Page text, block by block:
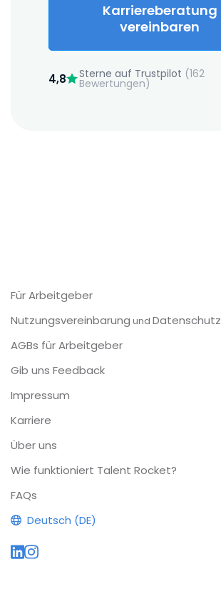
Karriereberatung
vereinbaren
4,8 Sterne auf Trustpilot (162
Bewertungen)
Für Arbeitgeber
Nutzungsvereinbarung und Datenschutz
AGBs für Arbeitgeber
Gib uns Feedback
Impressum
Karriere
Über uns
Wie funktioniert Talent Rocket?
FAQs
Deutsch (DE)